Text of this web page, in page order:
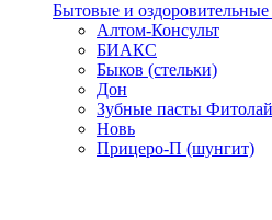
Бытовые и оздоровительные
Алтом-Консульт
БИАКС
Быков (стельки)
Дон
Зубные пасты
Новь
Прицеро-П (шунгит)